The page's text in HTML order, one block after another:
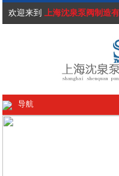
欢迎来到 上海沈泉泵阀制造
导航